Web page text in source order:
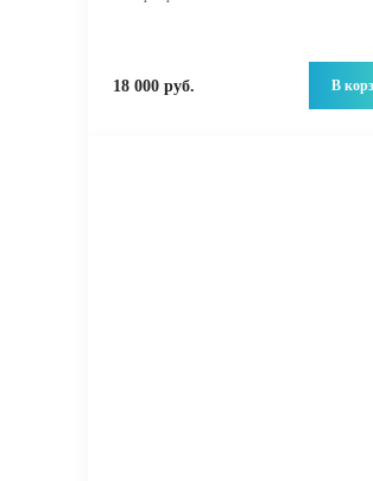
18 000 руб. В